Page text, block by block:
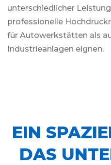
unterschiedlicher
professionelle
für Autowerkstätten als
Industrieanlagen eignen.
EIN
DAS